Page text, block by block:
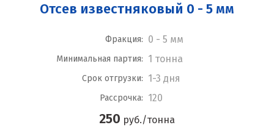
Отсев известняковый 0 - 5 мм
Фракция: 0 - 5 мм
Минимальная партия: 1 тонна
Срок отгрузки: 1-3 дня
Рассрочка: 120
250 руб./тонна